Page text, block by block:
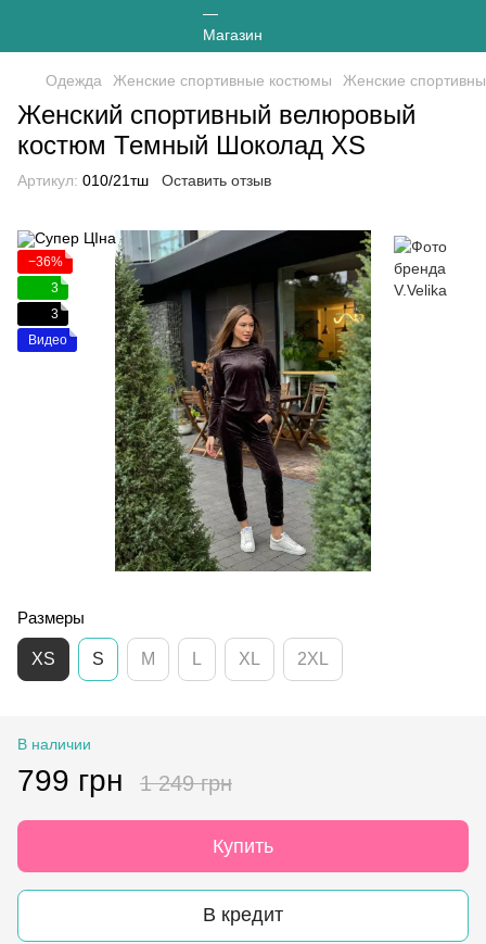
Одежда Женские спортивные костюмы Женские
Женский спортивный велюровый
костюм Темный Шоколад XS
Артикул: 010/21тш Оставить отзыв
−36%
3
3
Видео
Размеры
XS S M L XL 2XL
В наличии
799 грн 1 249 грн
Купить
В кредит